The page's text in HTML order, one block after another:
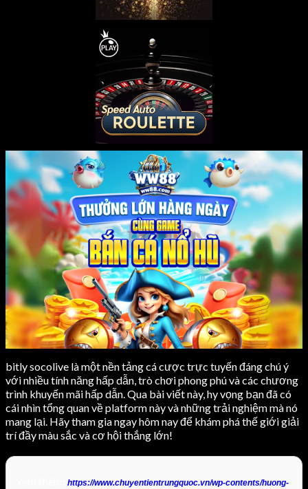
bitly socolive là một nền tảng cá cược trực tuyến đáng chú ý
với nhiều tính năng hấp dẫn, trò chơi phong phú và các chương
trình khuyến mãi hấp dẫn. Qua bài viết này, hy vọng bạn đã có
cái nhìn tổng quan về platform này và những trải nghiệm mà nó
mang lại. Hãy tham gia ngay hôm nay để khám phá thế giới giải
trí đầy màu sắc và cơ hội thắng lớn!
https://www.chuyentientrungquoc.vn/wp-contents/huong-